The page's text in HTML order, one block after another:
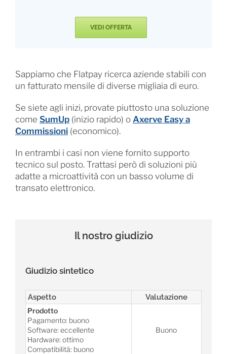
VEDI OFFERTA
Sappiamo che Flatpay ricerca aziende stabili con
un fatturato mensile di diverse migliaia di euro.
Se siete agli inizi, provate piuttosto una soluzione
come SumUp(inizio rapido) o Axerve Easy a
Commissioni(economico).
In entrambi i casi non viene fornito supporto
tecnico sul posto. Trattasi però di soluzioni più
adatte a microattività con un basso volume di
transato elettronico.
Il nostro giudizio
Giudizio sintetico
Aspetto Valutazione
Prodotto
Pagamento: buono
Software: eccellente
Hardware: ottimo
Compatibilità: buono
Buono